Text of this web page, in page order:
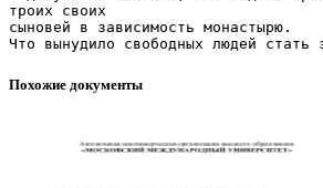
троих своих
сыновей в зависимость монастырю.
Похожие документы